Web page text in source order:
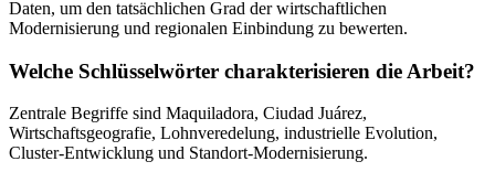
Daten, um den tatsächlichen Grad der wirtschaftlichen
Modernisierung und regionalen Einbindung zu bewerten.
Welche Schlüsselwörter charakterisieren die Arbeit?
Zentrale Begriffe sind Maquiladora, Ciudad Juárez,
Wirtschaftsgeografie, Lohnveredelung, industrielle Evolution,
Cluster-Entwicklung und Standort-Modernisierung.